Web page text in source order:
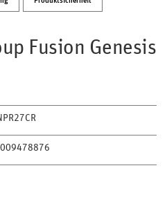
Fusion Genesis